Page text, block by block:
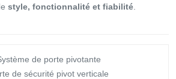
style, fonctionnalité et fiabilité
de porte pivotante
de sécurité pivot verticale